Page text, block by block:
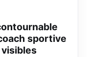
sportive